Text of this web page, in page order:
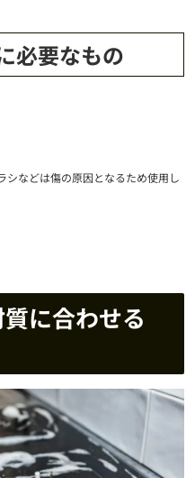
必要なもの
などは傷の原因となるため使用し
に合わせる